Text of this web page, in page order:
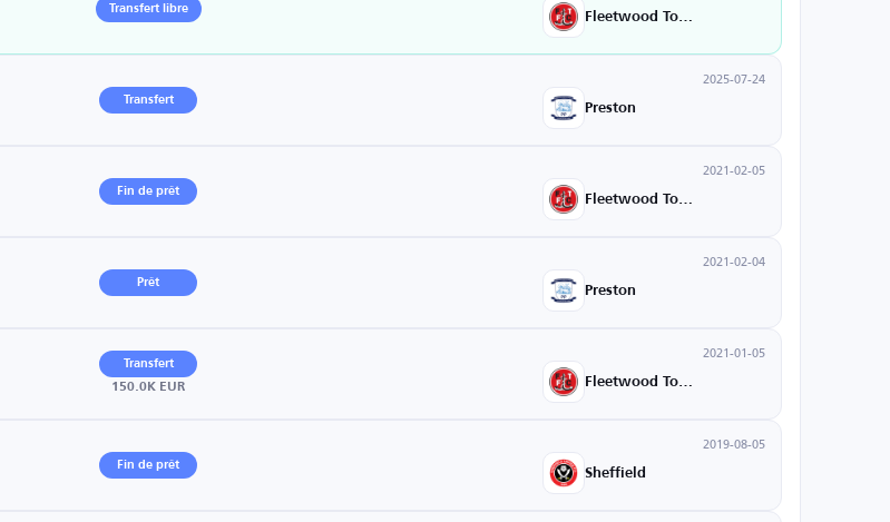
Transfert libre
Transfert
2025-07-24
Preston
Fin de prêt
2021-02-05
Prêt
2021-02-04
Preston
Transfert
150.0K EUR
2021-01-05
Fin de prêt
2019-08-05
Sheffield